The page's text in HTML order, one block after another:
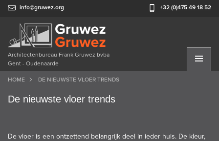
info@gruwez.org +32 (0)475 49 18 52
Architectenbureau Frank Gruwez bvba
Gent - Oudenaarde
HOME DE NIEUWSTE VLOER TRENDS
De nieuwste vloer trends
De vloer is een ontzettend belangrijk deel in ieder huis. De kleur,